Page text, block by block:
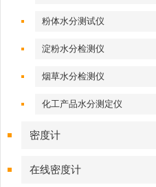
粉体水分测试仪
淀粉水分检测仪
烟草水分检测仪
化工产品水分测定仪
密度计
在线密度计